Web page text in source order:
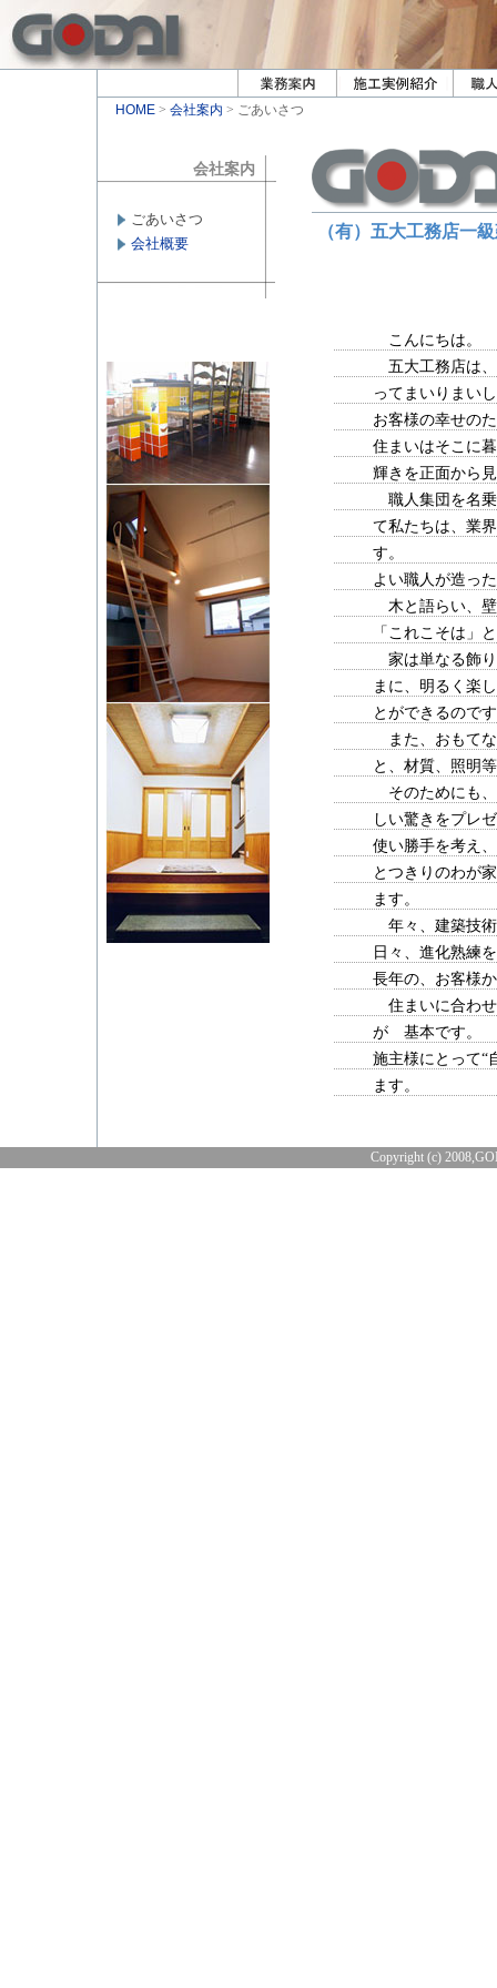
HOME > 会社案内 > ごあいさつ
会社案内
ごあいさつ
会社概要
（有）五大工務店一
こんにちは。
五大工務店は、
ってまいりまい
お客様の幸せの
住まいはそこに
輝きを正面から
職人集団を名乗
て私たちは、業
す。
よい職人が造っ
木と語らい、壁
「これこそは」
家は単なる飾り
まに、明るく楽
とができるので
また、おもてな
と、材質、照明
そのためにも、
しい驚きをプレ
使い勝手を考え
とつきりのわが
ます。
年々、建築技術
日々、進化熟練
長年の、お客様
住まいに合わせ
が 基本です。
施主様にとって“
ます。
Copyright (c)